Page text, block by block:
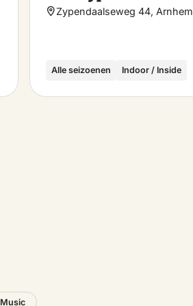
Zypendaalseweg 44, Arnhem
Alle seizoenen Indoor / Inside
Music
29 September 2026
1 October 2026